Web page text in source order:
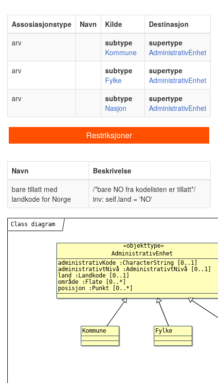
Assosiasjonstype Navn Kilde
Destinasjon
arv
subtype
Kommune
supertype
AdministrativEnhet
arv
subtype
Fylke
supertype
AdministrativEnhet
arv
subtype
Nasjon
supertype
AdministrativEnhet
Restriksjoner
Navn
Beskrivelse
bare tillatt med
landkode for Norge
/*bare NO fra kodelisten er tillatt*/
inv: self.land = 'NO'